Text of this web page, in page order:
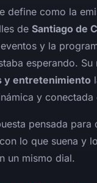
define como la
de Santiago de
y la
esperando. Su
y entretenimiento
y
pensada para
lo que suena y
un mismo dial.